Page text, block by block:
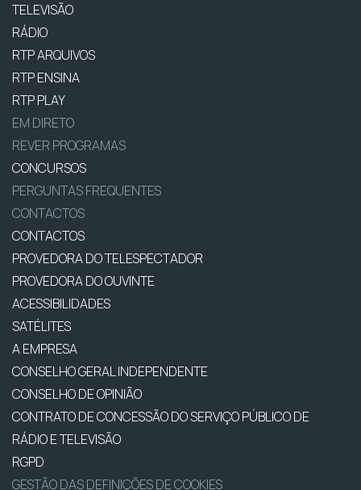
TELEVISÃO
RÁDIO
RTP ARQUIVOS
RTP ENSINA
RTP PLAY
EM DIRETO
REVER PROGRAMAS
CONCURSOS
PERGUNTAS FREQUENTES
CONTACTOS
CONTACTOS
PROVEDORA DO TELESPECTADOR
PROVEDORA DO OUVINTE
ACESSIBILIDADES
SATÉLITES
A EMPRESA
CONSELHO GERAL INDEPENDENTE
CONSELHO DE OPINIÃO
CONTRATO DE CONCESSÃO DO SERVIÇO PÚBLICO DE
RÁDIO E TELEVISÃO
RGPD
GESTÃO DAS DEFINIÇÕES DE COOKIES